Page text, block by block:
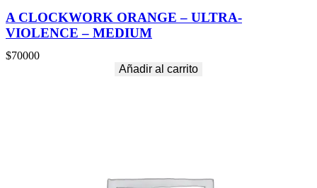
A CLOCKWORK ORANGE – ULTRA-
VIOLENCE – MEDIUM
$70000
Añadir al carrito